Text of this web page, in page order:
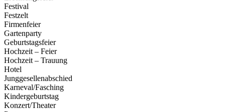
Festival
Festzelt
Firmenfeier
Gartenparty
Geburtstagsfeier
Hochzeit – Feier
Hochzeit – Trauung
Hotel
Junggesellenabschied
Karneval/Fasching
Kindergeburtstag
Konzert/Theater